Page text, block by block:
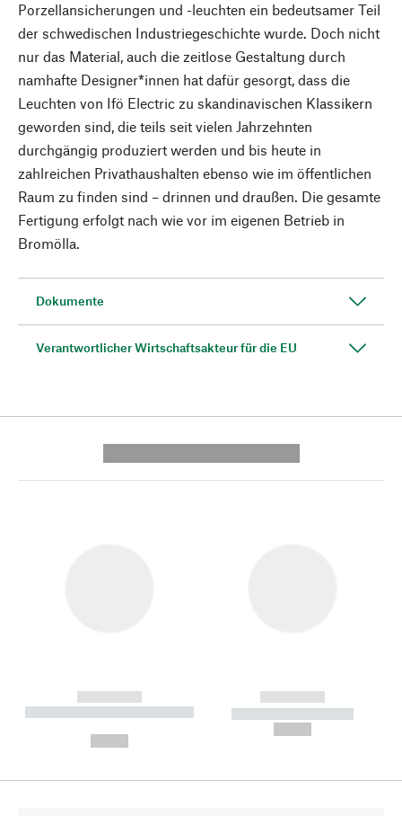
Porzellansicherungen und -leuchten ein bedeutsamer Teil
der schwedischen Industriegeschichte wurde. Doch nicht
nur das Material, auch die zeitlose Gestaltung durch
namhafte Designer*innen hat dafür gesorgt, dass die
Leuchten von Ifö Electric zu skandinavischen Klassikern
geworden sind, die teils seit vielen Jahrzehnten
durchgängig produziert werden und bis heute in
zahlreichen Privathaushalten ebenso wie im öffentlichen
Raum zu finden sind – drinnen und draußen. Die gesamte
Fertigung erfolgt nach wie vor im eigenen Betrieb in
Bromölla.
Dokumente
Verantwortlicher Wirtschaftsakteur für die EU
------------
----------- ----------- --------
------------
----------- -----------